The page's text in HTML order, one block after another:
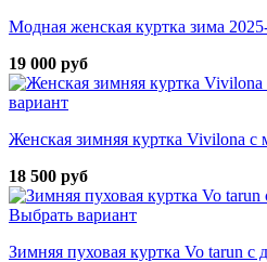
Модная женская куртка зима
19 000 руб
вариант
Женская зимняя куртка Vivilona с
18 500 руб
Выбрать вариант
Зимняя пуховая куртка Vo tarun с